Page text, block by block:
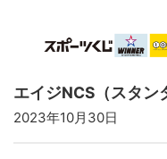
エイジNCS（スタ
2023年10月30日